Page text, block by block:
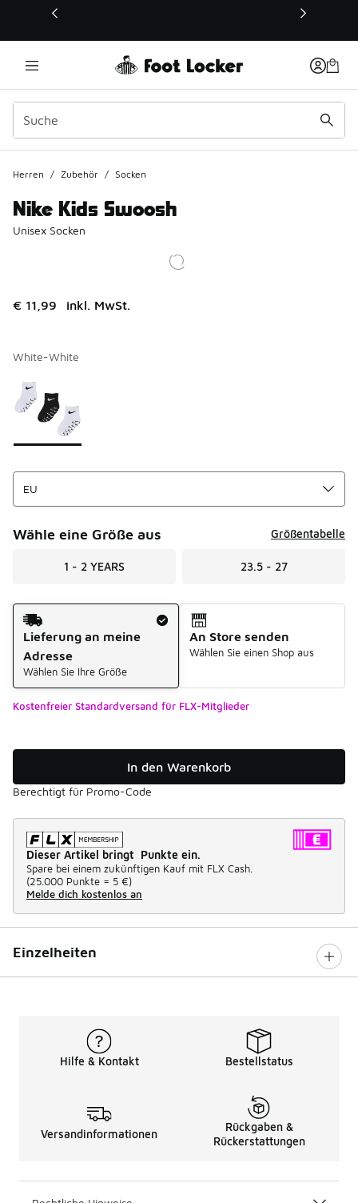
Dieser Link öffnet sich in einem neuen Fenster
Herren / Zubehör / Socken
Nike Kids Swoosh
Unisex Socken
€ 11,99 inkl. MwSt.
White-White
Seite 1 von 1 zeigt die Farben 1 bis 1 von 1 an.
Bitte wählen Sie einen Stil aus
Wähle eine Größe aus Größentabelle
1 - 2 YEARS 23.5 - 27
Versandart
Lieferung an meine
Adresse
Wählen Sie Ihre Größe
An Store senden
Wählen Sie einen Shop aus
Kostenfreier Standardversand für FLX-Mitglieder
In den Warenkorb
Berechtigt für Promo-Code
Dieser Artikel bringt Punkte ein.
Spare bei einem zukünftigen Kauf mit FLX Cash.
(25.000 Punkte = 5 €)
Melde dich kostenlos an
Einzelheiten
Hilfe & Kontakt Bestellstatus
Versandinformationen
Rückgaben &
Rückerstattungen